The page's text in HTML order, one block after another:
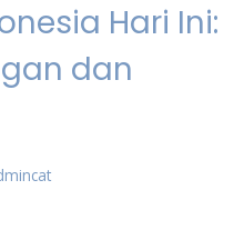
Hari Ini:
dan